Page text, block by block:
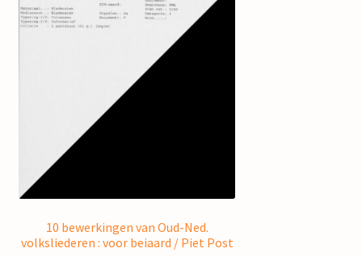
10 bewerkingen van Oud-Ned.
volksliederen : voor beiaard / Piet Post